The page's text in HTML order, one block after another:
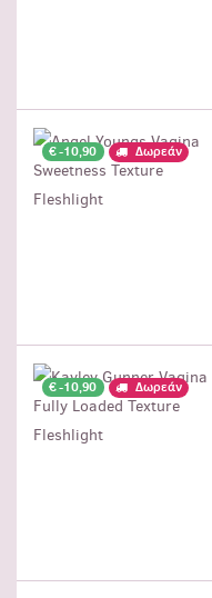
€ -10,90 Δωρεάν
€ -10,90 Δωρεάν